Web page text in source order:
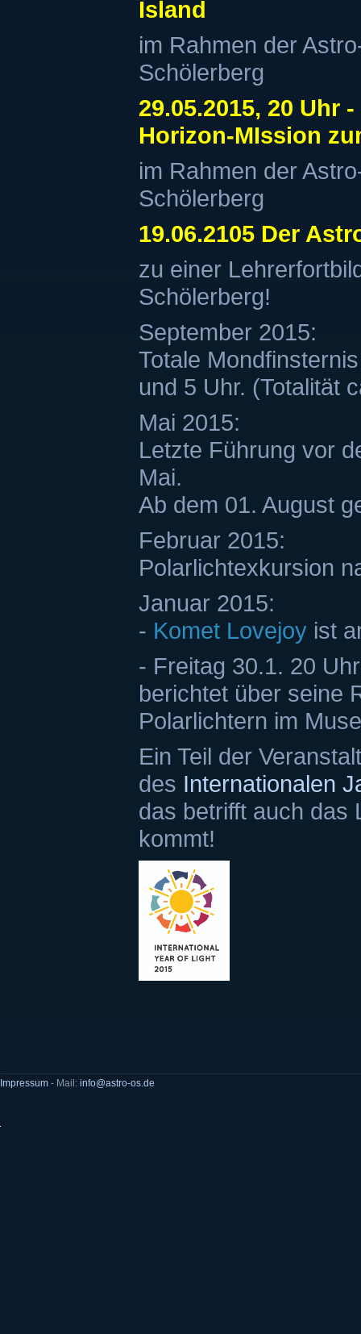
Island
im Rahmen der
Schölerberg
29.05.2015, 20 Uhr
Horizon-MIssion
im Rahmen der
Schölerberg
19.06.2105 Der
zu einer
Schölerberg!
September 2015:
Totale
und 5 Uhr. (Totalität
Mai 2015:
Letzte Führung vor
Mai.
Ab dem 01. August
Februar 2015:
Polarlichtexkursion
Januar 2015:
- Komet Lovejoy ist
- Freitag 30.1. 20
berichtet über seine
Polarlichtern im
Ein Teil der
des Internationalen
das betrifft auch
kommt!
Impressum - Mail: info@astro-os.de